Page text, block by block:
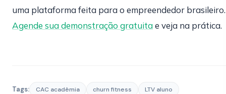
uma plataforma feita para o empreendedor brasileiro.
Agende sua demonstração gratuitae veja na prática.
Tags: CAC acadêmia churn fitness
LTV aluno